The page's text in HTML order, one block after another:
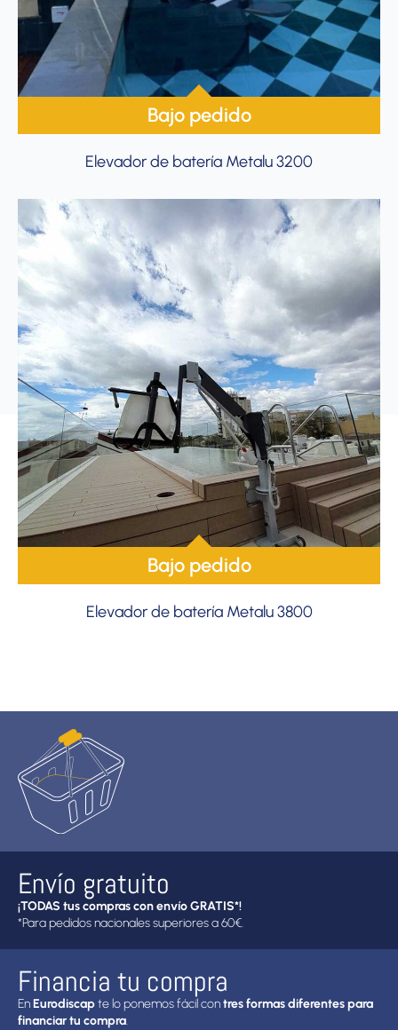
Bajo pedido
Elevador de batería Metalu 3200
Bajo pedido
Elevador de batería Metalu 3800
Envío gratuito
¡TODAS tus compras con envío GRATIS*!
*Para pedidos nacionales superiores a 60€.
Financia tu compra
EnEurodiscapte lo ponemos fácil contres formas diferentes para
financiar tu compra.